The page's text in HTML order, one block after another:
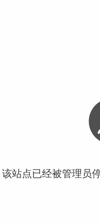
站点已经被管理员